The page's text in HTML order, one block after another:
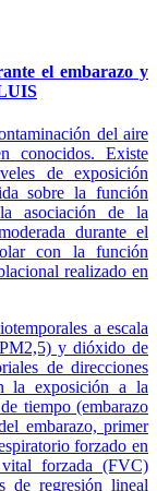
el embarazo y
del aire
conocidos. Existe
de exposición
sobre la función
asociación de la
durante el
con la función
realizado en
a escala
y dióxido de
de direcciones
la exposición a la
tiempo (embarazo
embarazo, primer
forzado en
forzada (FVC)
de regresión lineal